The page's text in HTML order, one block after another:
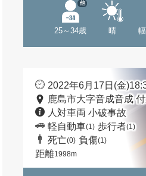
25～34歳
他
晴
2022年6月17日(金
鹿島市大字音成音成
人対車両 小破事故
軽自動車(1) 歩行者(1)
死亡(0) 負傷(1)
距離1998m